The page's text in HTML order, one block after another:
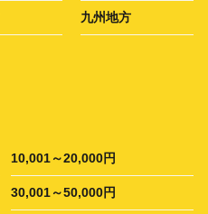
九州地方
10,001～20,000円
30,001～50,000円